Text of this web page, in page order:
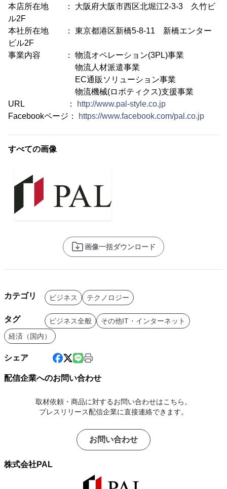
本店所在地 ： 大阪府大阪市西区北堀江2-3-3 久竹ビ
ル2F
本社所在地 ： 東京都港区新橋5-8-11 新橋エンター
ビル2F
事業内容 ： 物流オペレーション(3PL)事業
物流人材派遣事業
EC通販ソリューション事業
物流機械(ロボティクス)支援事業
URL ：
http://www.pal-style.co.jp
Facebookページ：
https://www.facebook.com/pal.co.jp
すべての画像
画像一括ダウンロード
カテゴリ ビジネス テクノロジー
タグ ビジネス全般
その他IT・インターネット
経済（国内）
シェア
配信企業へのお問い合わせ
取材依頼・商品に対するお問い合わせはこちら。
プレスリリース配信企業に直接連絡できます。
お問い合わせ
株式会社PAL